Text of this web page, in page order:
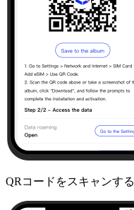
QRコードをスキャンする